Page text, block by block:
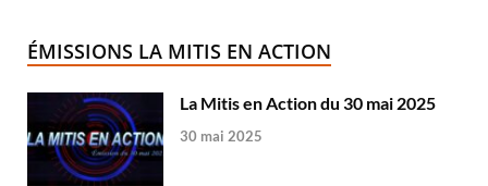
ÉMISSIONS LA MITIS EN ACTION
La Mitis en Action du 30 mai 2025
30 mai 2025